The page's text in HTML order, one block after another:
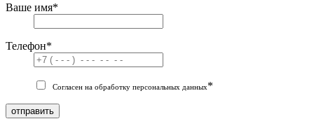
Ваше имя*
Телефон*
Согласен на обработку персональных данных*
отправить